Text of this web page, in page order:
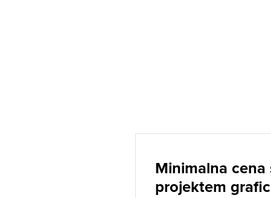
Minimalna
projektem